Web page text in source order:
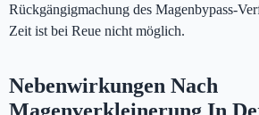
Rückgängigmachung des Magenbypass-
Zeit ist bei Reue nicht möglich.
Nebenwirkungen Nach
Magenverkleinerung In